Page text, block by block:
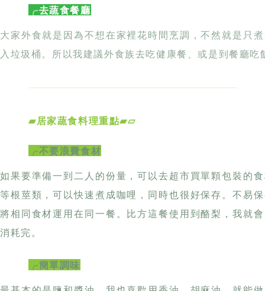
▰居家蔬食料理重點▰▱
╭不要浪費食材
將相同食材運用在同一餐。比方這餐使用到酪梨，我就
╭簡單調味
最基本的是鹽和醬油，我也喜歡用香油、胡麻油，就能
料，單罐裡就有各式香料，可以做很基礎的料理。如果
「不食不時」，不要吃不是時節的食物。我們去市場挑